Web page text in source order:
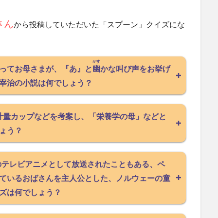
んから投稿していただいた「スプーン」クイズにな
てお母さまが、『あ』と幽
かす
かな叫び声をお挙げ
治の小説は何でしょう？
カップなどを考案し、「栄養学の母」などと
う？
レビアニメとして放送されたこともある、ペ
いるおばさんを主人公とした、ノルウェーの童
は何でしょう？